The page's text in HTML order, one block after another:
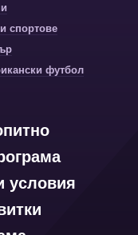
спортове
футбол
условия